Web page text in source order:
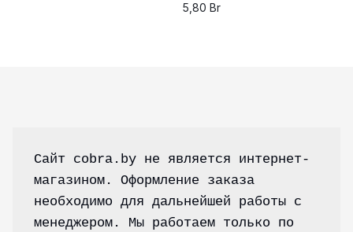
5,80 Br
Сайт cobra.by не является интернет-
магазином. Оформление заказа
необходимо для дальнейшей работы с
менеджером. Мы работаем только по